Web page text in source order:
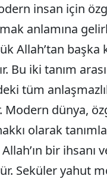
insan için
anlamına
Allah’tan
Bu iki tanım
tüm
Modern dünya,
olarak
bir ihsanı
Seküler yahut